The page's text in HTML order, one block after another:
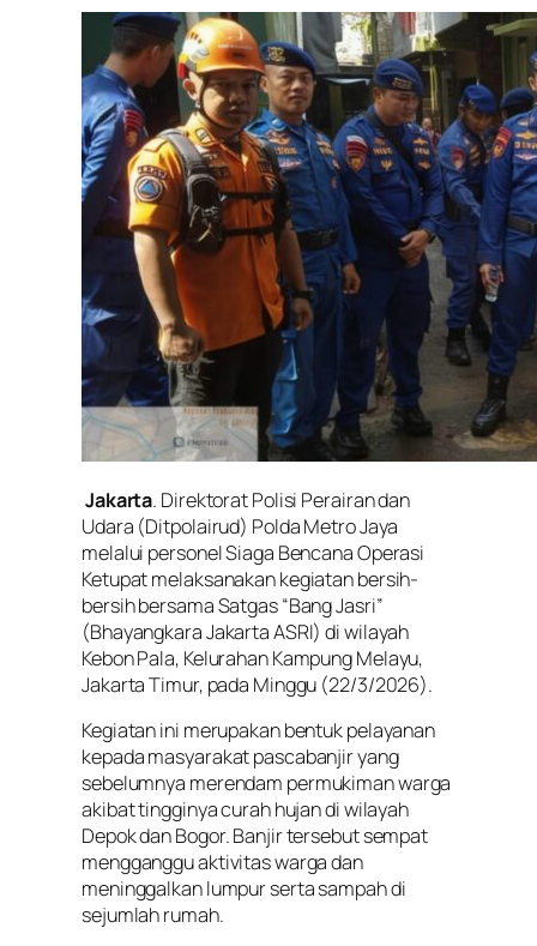
Jakarta. Direktorat Polisi Perairan dan
Udara (Ditpolairud) Polda Metro Jaya
melalui personel Siaga Bencana Operasi
Ketupat melaksanakan kegiatan bersih-
bersih bersama Satgas “Bang Jasri”
(Bhayangkara Jakarta ASRI) di wilayah
Kebon Pala, Kelurahan Kampung Melayu,
Jakarta Timur, pada Minggu (22/3/2026).
Kegiatan ini merupakan bentuk pelayanan
kepada masyarakat pascabanjir yang
sebelumnya merendam permukiman warga
akibat tingginya curah hujan di wilayah
Depok dan Bogor. Banjir tersebut sempat
mengganggu aktivitas warga dan
meninggalkan lumpur serta sampah di
sejumlah rumah.